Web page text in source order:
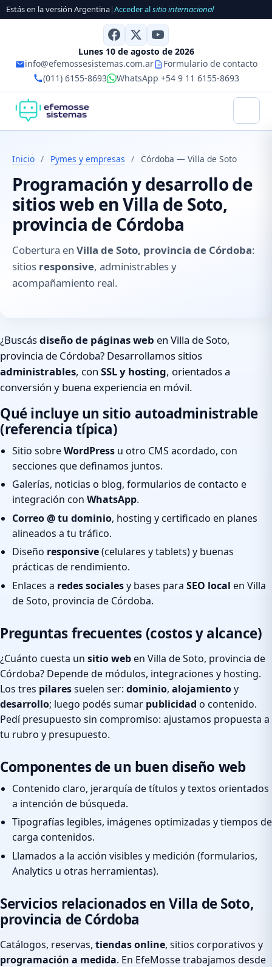
Estás en la versión Argentina|Acceder alsitio internacional
Lunes 10 de agosto de 2026
info@efemossesistemas.com.ar
Formulario de contacto
(011) 6155-8693
WhatsApp +54 9 11 6155-8693
Inicio / Pymes y empresas / Córdoba — Villa de Soto
Programación y desarrollo de
sitios web en Villa de Soto,
provincia de Córdoba
Cobertura en Villa de Soto, provincia de Córdoba:
sitios responsive, administrables y
acompañamiento real.
¿Buscásdiseño de páginas web en Villa de Soto,
provincia de Córdoba? Desarrollamos sitios
administrables, con SSL y hosting, orientados a
conversión y buena experiencia en móvil.
Qué incluye un sitio autoadministrable
(referencia típica)
Sitio sobreWordPress u otro CMS acordado, con
secciones que definamos juntos.
Galerías, noticias o blog, formularios de contacto e
integración con WhatsApp.
Correo @ tu dominio, hosting y certificado en planes
alineados a tu tráfico.
Diseño responsive(celulares y tablets) y buenas
prácticas de rendimiento.
Enlaces a redes socialesy bases para SEO local en Villa
de Soto, provincia de Córdoba.
Preguntas frecuentes (costos y alcance)
¿Cuánto cuesta un sitio weben Villa de Soto, provincia de
Córdoba? Depende de módulos, integraciones y hosting.
Los tres pilaressuelen ser: dominio, alojamientoy
desarrollo; luego podés sumar publicidad o contenido.
Pedí presupuesto sin compromiso: ajustamos propuesta a
tu rubro y presupuesto.
Componentes de un buen diseño web
Contenido claro, jerarquía de títulos y textos orientados
a intención de búsqueda.
Tipografías legibles, imágenes optimizadas y tiempos de
carga contenidos.
Llamados a la acción visibles y medición (formularios,
Analytics u otras herramientas).
Servicios relacionados en Villa de Soto,
provincia de Córdoba
Catálogos, reservas, tiendas online, sitios corporativos y
programación a medida. En EfeMosse trabajamos desde